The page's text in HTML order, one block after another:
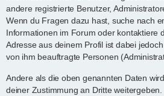
andere registrierte Benutzer,
Wenn du Fragen dazu hast, suche nach
Informationen im Forum oder kontaktiere
Adresse aus deinem Profil ist dabei
von ihm beauftragte Personen
Andere als die oben genannten Daten
deiner Zustimmung an Dritte